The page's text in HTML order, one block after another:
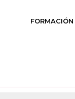
FORMACIÓN